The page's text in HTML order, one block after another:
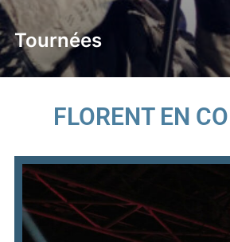
Tournées
FLORENT EN